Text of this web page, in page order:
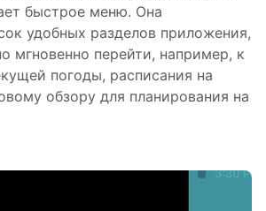
быстрое меню. Она
удобных разделов приложения,
мгновенно перейти, например, к
погоды, расписания на
обзору для планирования на